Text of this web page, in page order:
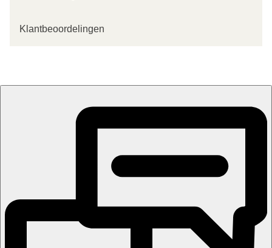
Klantbeoordelingen